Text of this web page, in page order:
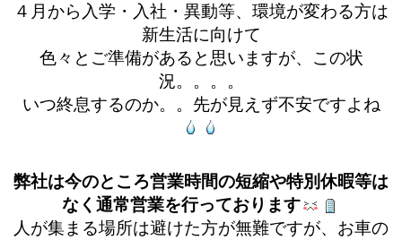
４月から入学・入社・異動等、環境が変わる方は
新生活に向けて
色々とご準備があると思いますが、
この状
況。。。。
いつ終息するのか。。先が見えず不安ですよね
弊社は今のところ営業時間の短縮や特別休暇等は
なく通常営業を行っております
人が集まる場所は避けた方が無難ですが、お車の